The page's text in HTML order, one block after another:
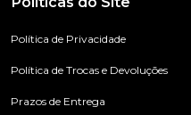
Política de Privacidade
Política de Trocas e Devoluções
Prazos de Entrega